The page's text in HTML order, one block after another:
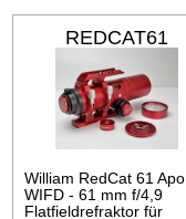
REDCAT61
William RedCat 61 Apo
WIFD - 61 mm f/4,9
Flatfieldrefraktor für